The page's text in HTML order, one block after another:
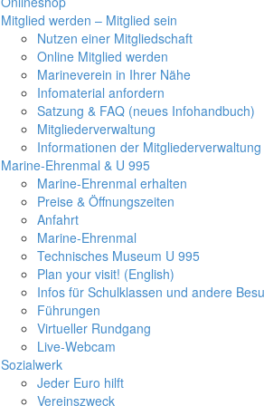
Mitglied werden – Mitglied sein
Nutzen einer Mitgliedschaft
Online Mitglied werden
Marineverein in Ihrer Nähe
Infomaterial anfordern
Satzung & FAQ (neues Infohandbuch)
Mitgliederverwaltung
Informationen der Mitgliederverwaltung
Marine-Ehrenmal & U 995
Marine-Ehrenmal erhalten
Preise & Öffnungszeiten
Anfahrt
Marine-Ehrenmal
Technisches Museum U 995
Plan your visit! (English)
Infos für Schulklassen und andere
Führungen
Virtueller Rundgang
Live-Webcam
Sozialwerk
Jeder Euro hilft
Vereinszweck